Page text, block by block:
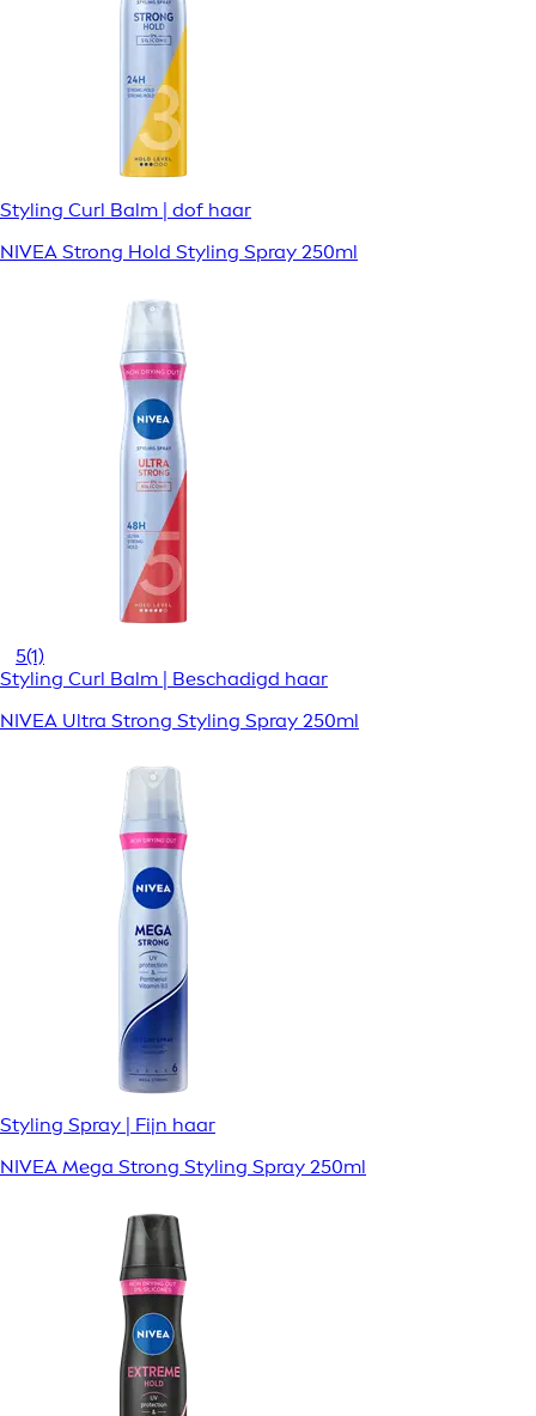
Styling Curl Balm | dof haar
NIVEA Strong Hold Styling Spray 250ml
5(1)
Styling Curl Balm | Beschadigd haar
NIVEA Ultra Strong Styling Spray 250ml
Styling Spray | Fijn haar
NIVEA Mega Strong Styling Spray 250ml